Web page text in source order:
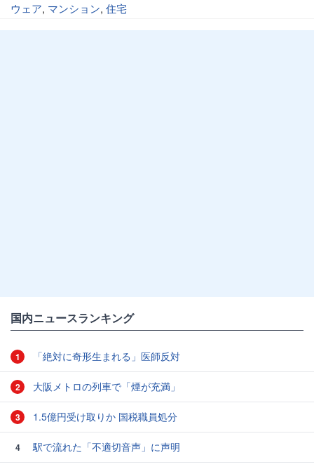
ウェア, マンション, 住宅
国内ニュースランキング
1 「絶対に奇形生まれる」医師反対
2 大阪メトロの列車で「煙が充満」
3 1.5億円受け取りか 国税職員処分
4 駅で流れた「不適切音声」に声明